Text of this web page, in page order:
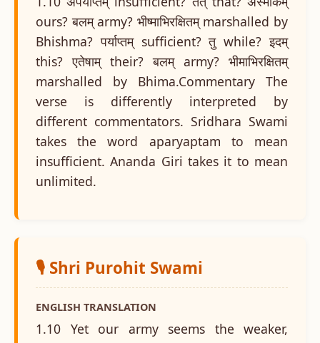
ours? बलम् army? भीष्माभिरक्षितम् marshalled by
Bhishma? पर्याप्तम् sufficient? तु while? इदम्
this? एतेषाम् their? बलम् army? भीमाभिरक्षितम्
marshalled by Bhima.Commentary The
verse is differently interpreted by
different commentators. Sridhara Swami
takes the word aparyaptam to mean
insufficient. Ananda Giri takes it to mean
unlimited.
🎙️ Shri Purohit Swami
ENGLISH TRANSLATION
1.10 Yet our army seems the weaker,